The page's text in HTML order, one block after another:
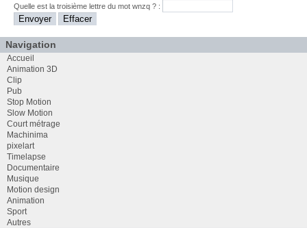
Quelle est latroisième lettre du motwnzq ? :
Navigation
Accueil
Animation 3D
Clip
Pub
Stop Motion
Slow Motion
Court métrage
Machinima
pixelart
Timelapse
Documentaire
Musique
Motion design
Animation
Sport
Autres